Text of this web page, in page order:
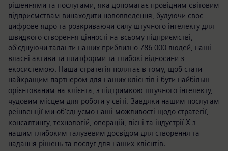
рішеннями та послугами, яка допомагає провідним світовим
підприємствам винаходити нововведення, будуючи своє
цифрове ядро та розкриваючи силу штучного інтелекту для
швидкого створення цінності на всьому підприємстві,
об'єднуючи таланти наших приблизно 786 000 людей, наші
власні активи та платформи та глибокі відносини з
екосистемою. Наша стратегія полягає в тому, щоб стати
найкращим партнером для наших клієнтів і бути найбільш
орієнтованим на клієнта, з підтримкою штучного інтелекту,
чудовим місцем для роботи у світі. Завдяки нашим послугам
реінвенції ми об'єднуємо наші можливості щодо стратегії,
консалтингу, технологій, операцій, пісні та індустрії X з
нашим глибоким галузевим досвідом для створення та
надання рішень та послуг для наших клієнтів.